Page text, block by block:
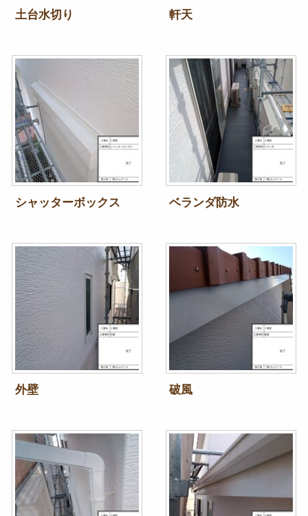
土台水切り 軒天
シャッターボックス ベランダ防水
外壁 破風